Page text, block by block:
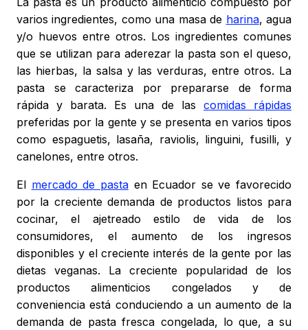
varios ingredientes, como una masa de harina, agua
y/o huevos entre otros. Los ingredientes comunes
que se utilizan para aderezar la pasta son el queso,
las hierbas, la salsa y las verduras, entre otros. La
pasta se caracteriza por prepararse de forma
rápida y barata. Es una de las comidas rápidas
preferidas por la gente y se presenta en varios tipos
como espaguetis, lasaña, raviolis, linguini, fusilli, y
canelones, entre otros.
El mercado de pastaen Ecuador se ve favorecido
por la creciente demanda de productos listos para
cocinar, el ajetreado estilo de vida de los
consumidores, el aumento de los ingresos
disponibles y el creciente interés de la gente por las
dietas veganas. La creciente popularidad de los
productos alimenticios congelados y de
conveniencia está conduciendo a un aumento de la
demanda de pasta fresca congelada, lo que, a su